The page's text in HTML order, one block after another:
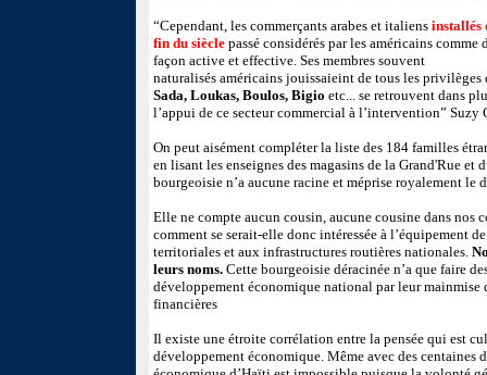
“Cependant, les commerçants arabes et italiens installés
fin du siècle passé considérés par les américains
façon active et effective. Ses membres souvent
naturalisés américains jouissaieint de tous les privilèges
Sada, Loukas, Boulos, Bigio etc... se retrouvent dans
l’appui de ce secteur commercial à l’intervention” Suzy
On peut aisément compléter la liste des 184 familles
en lisant les enseignes des magasins de la Grand'Rue et
bourgeoisie n’a aucune racine et méprise royalement
Elle ne compte aucun cousin, aucune cousine dans nos
comment se serait-elle donc intéressée à l’équipement
territoriales et aux infrastructures routières nationales.
leurs noms. Cette bourgeoisie déracinée n’a que faire
développement économique national par leur mainmise
financières
Il existe une étroite corrélation entre la pensée qui est
développement économique. Même avec des